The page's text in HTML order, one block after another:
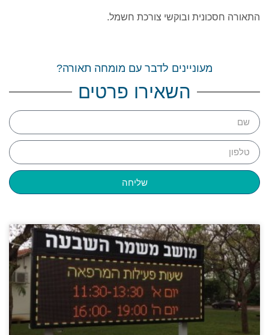
התאורה חסכונית ובוקשי צורכת חשמל.
מעוניינים לדבר עם מומחה תאורה?
השאירו פרטים
שליחה